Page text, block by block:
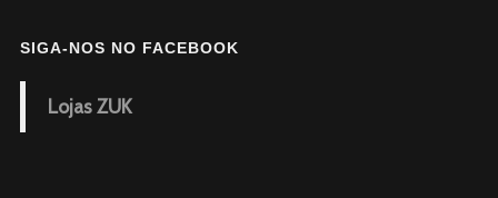
SIGA-NOS NO FACEBOOK
Lojas ZUK